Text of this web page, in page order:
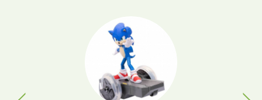
Previous Next